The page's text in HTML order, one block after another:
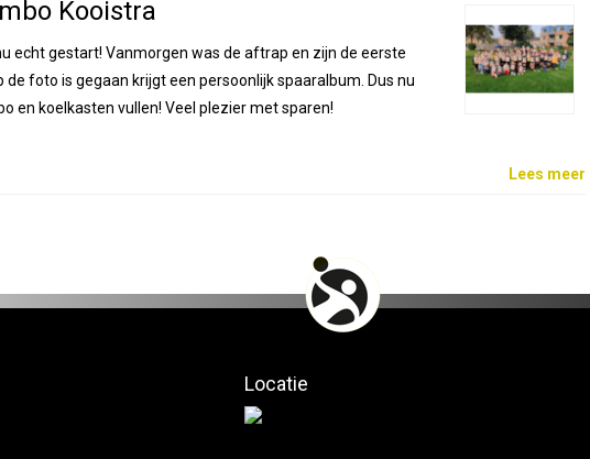
Kooistra
echt gestart! Vanmorgen was de aftrap en zijn de eerste
foto is gegaan krijgt een persoonlijk spaaralbum. Dus nu
en koelkasten vullen! Veel plezier met sparen!
Lees meer
Locatie